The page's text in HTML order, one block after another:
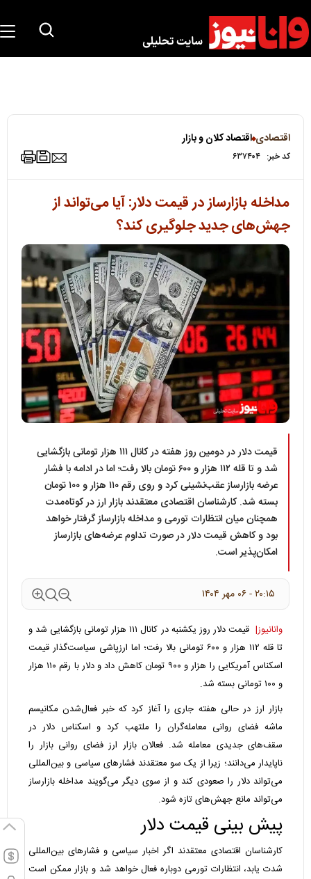
اقتصادی اقتصاد کلان و بازار
کد خبر: ۶۳۷۴۰۴
مداخله بازارساز در قیمت دلار: آیا می‌تواند از
جهش‌های جدید جلوگیری کند؟
قیمت دلار در دومین روز هفته در کانال ۱۱۱ هزار تومانی بازگشایی
شد و تا قله ۱۱۲ هزار و ۶۰۰ تومان بالا رفت؛ اما در ادامه با فشار
عرضه بازارساز عقب‌نشینی کرد و روی رقم ۱۱۰ هزار و ۱۰۰ تومان
بسته شد. کارشناسان اقتصادی معتقدند بازار ارز در کوتاه‌مدت
همچنان میان انتظارات تورمی و مداخله بازارساز گرفتار خواهد
بود و کاهش قیمت دلار در صورت تداوم عرضه‌های بازارساز
امکان‌پذیر است.
۲۰:۱۵ - ۰۶ مهر ۱۴۰۴
وانانیوز|
قیمت دلار روز یکشنبه در کانال ۱۱۱ هزار تومانی بازگشایی شد و
تا قله ۱۱۲ هزار و ۶۰۰ تومانی بالا رفت؛ اما ارزپاشی سیاست‌گذار قیمت
اسکناس آمریکایی را هزار و ۹۰۰ تومان کاهش داد و دلار با رقم ۱۱۰ هزار
و ۱۰۰ تومانی بسته شد.
بازار ارز در حالی هفته جاری را آغاز کرد که خبر فعال‌شدن مکانیسم
ماشه فضای روانی معامله‌گران را ملتهب کرد و اسکناس دلار در
سقف‌های جدیدی معامله شد. فعالان بازار ارز فضای روانی بازار را
ناپایدار می‌دانند؛ زیرا از یک سو معتقدند فشارهای سیاسی و بین‌المللی
می‌تواند دلار را صعودی کند و از سوی دیگر می‌گویند مداخله بازارساز
می‌تواند مانع جهش‌های تازه شود.
پیش بینی قیمت دلار
کارشناسان اقتصادی معتقدند اگر اخبار سیاسی و فشارهای بین‌المللی
شدت یابد، انتظارات تورمی دوباره فعال خواهد شد و بازار ممکن است